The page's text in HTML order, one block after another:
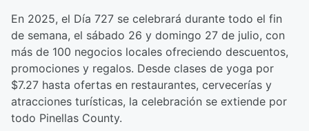
En 2025, el Día 727 se celebrará durante todo el fin
de semana, el sábado 26 y domingo 27 de julio, con
más de 100 negocios locales ofreciendo descuentos,
promociones y regalos. Desde clases de yoga por
$7.27 hasta ofertas en restaurantes, cervecerías y
atracciones turísticas, la celebración se extiende por
todo Pinellas County.